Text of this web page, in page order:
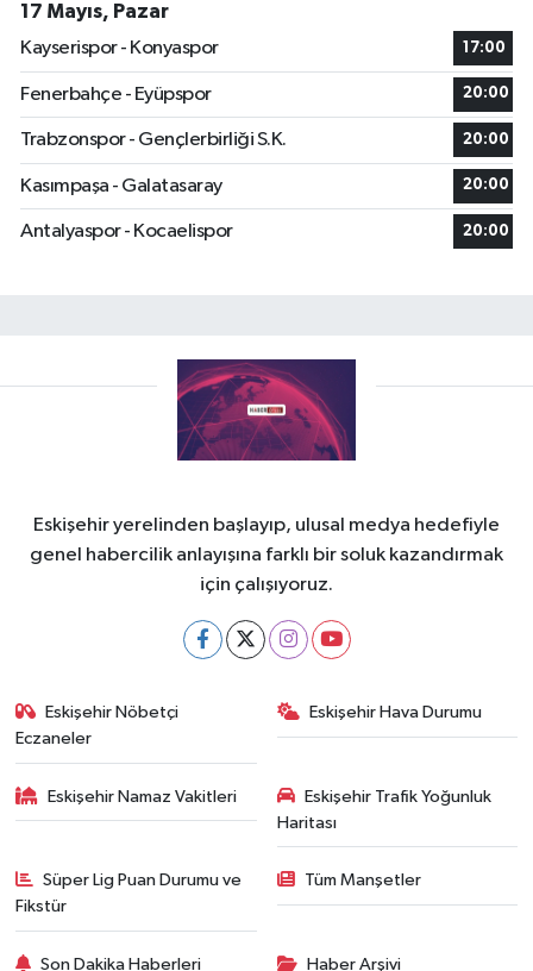
17 Mayıs, Pazar
Kayserispor - Konyaspor
17:00
Fenerbahçe - Eyüpspor 20:00
Trabzonspor - Gençlerbirliği S.K. 20:00
Kasımpaşa - Galatasaray 20:00
Antalyaspor - Kocaelispor 20:00
Eskişehir yerelinden başlayıp, ulusal medya hedefiyle
genel habercilik anlayışına farklı bir soluk kazandırmak
için çalışıyoruz.
Eskişehir Nöbetçi
Eczaneler
Eskişehir Hava Durumu
Eskişehir Namaz Vakitleri
Eskişehir Trafik Yoğunluk
Haritası
Süper Lig Puan Durumu ve
Fikstür
Tüm Manşetler
Son Dakika Haberleri Haber Arşivi